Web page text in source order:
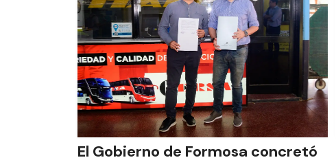
El Gobierno de Formosa concretó